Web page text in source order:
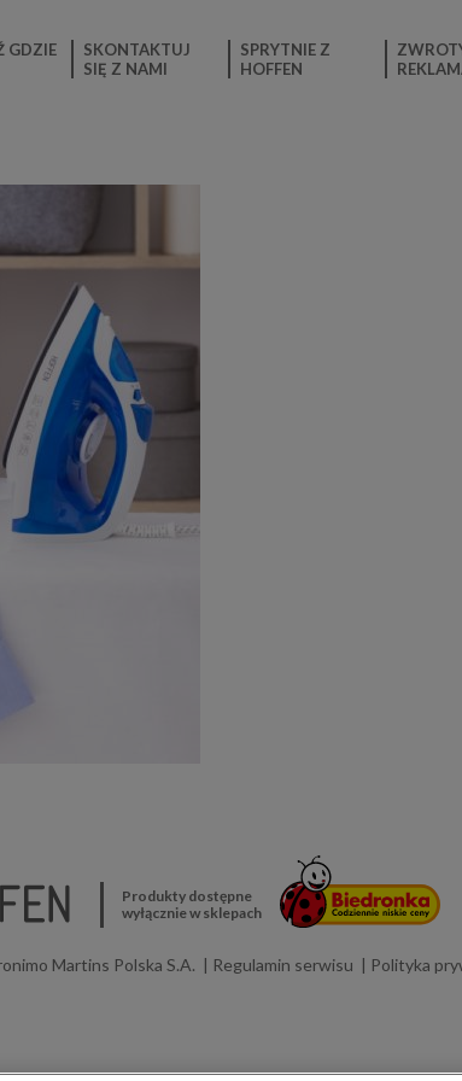
GDZIE
SKONTAKTUJ
SIĘ Z NAMI
SPRYTNIE Z
HOFFEN
Produkty dostępne
wyłącznie w sklepach
Martins Polska S.A. Regulamin serwisu Polityka